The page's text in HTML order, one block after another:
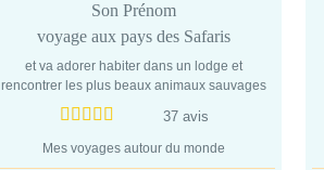
Son Prénom
voyage aux pays des Safaris
et va adorer habiter dans un lodge et
rencontrer les plus beaux animaux sauvages
37 avis
Mes voyages autour du monde